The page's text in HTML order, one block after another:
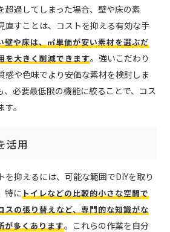
超過してしまった場合、壁や床の素
直すことは、コストを抑える有効な手
壁や床は、㎡単価が安い素材を選ぶだ
を大きく削減できます。強いこだわり
感や色味でより安価な素材を検討しま
、必要最低限の機能に絞ることで、コス
。
活用
を抑えるには、可能な範囲でDIYを取り
特に トイレなどの比較的小さな空間で
スの張り替えなど、専門的な知識がな
が多くあります。これらの作業を自分